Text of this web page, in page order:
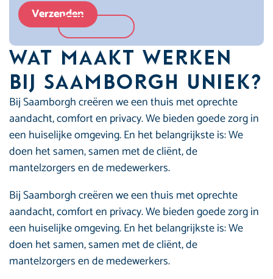
Verzenden
Wat maakt werken
bij Saamborgh uniek?
Bij Saamborgh creëren we een thuis met oprechte
aandacht, comfort en privacy. We bieden goede zorg in
een huiselijke omgeving. En het belangrijkste is: We
doen het samen, samen met de cliënt, de
mantelzorgers en de medewerkers.
Bij Saamborgh creëren we een thuis met oprechte
aandacht, comfort en privacy. We bieden goede zorg in
een huiselijke omgeving. En het belangrijkste is: We
doen het samen, samen met de cliënt, de
mantelzorgers en de medewerkers.